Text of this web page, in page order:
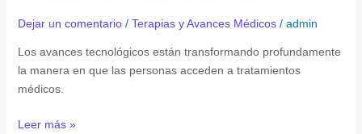
Dejar un comentario / Terapias y Avances Médicos/ admin
Los avances tecnológicos están transformando profundamente
la manera en que las personas acceden a tratamientos
médicos.
Leer más »